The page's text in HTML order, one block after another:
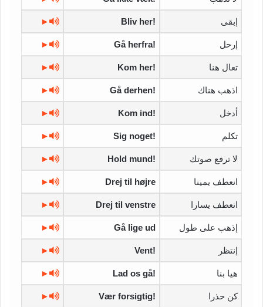
إبقى Bliv her!
►
إرحل Gå herfra!
►
تعال هنا Kom her!
►
اذهب هناك Gå derhen!
►
أدخل Kom ind!
►
تكلم Sig noget!
►
لا ترفع صوتك Hold mund!
►
انعطف يمينا Drej til højre
►
انعطف يسارا Drej til venstre
►
إذهب على طول Gå lige ud
►
إنتظر Vent!
►
هيا بنا Lad os gå!
►
كن حذرا Vær forsigtig!
►